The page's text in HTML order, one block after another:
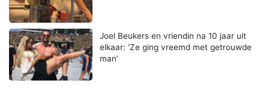
Joel Beukers en vriendin na 10 jaar uit
elkaar: ‘Ze ging vreemd met getrouwde
man’